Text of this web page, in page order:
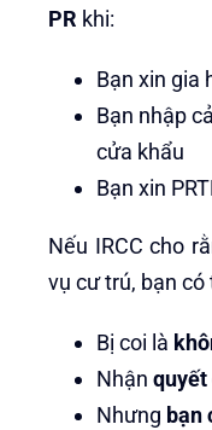
PR khi:
Bạn xin gia
Bạn nhập
cửa khẩu
Bạn xin
Nếu IRCC cho
vụ cư trú, bạn có
Bị coi là
Nhận quyết
Nhưng bạn